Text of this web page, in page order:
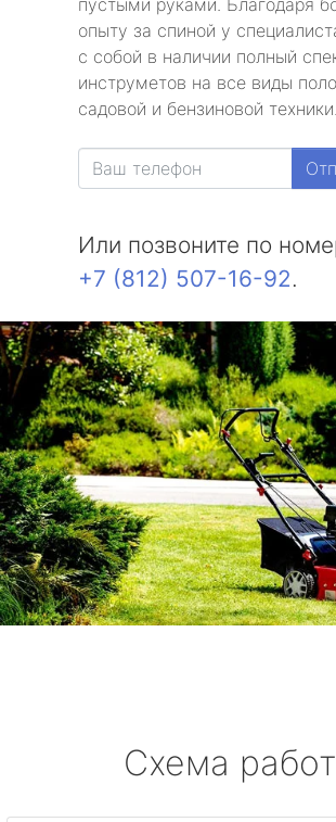
пустыми руками. Благодаря
опыту за спиной у
с собой в наличии полный
инструметов на все виды
садовой и бензиновой техники.
Или позвоните по
+7 (812) 507-16-92.
Схема